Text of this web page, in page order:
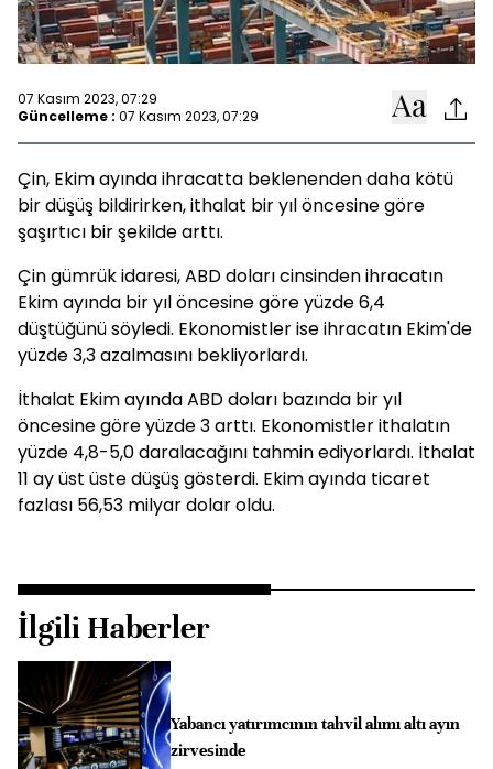
07 Kasım 2023, 07:29
Güncelleme : 07 Kasım 2023, 07:29
Çin, Ekim ayında ihracatta beklenenden daha kötü
bir düşüş bildirirken, ithalat bir yıl öncesine göre
şaşırtıcı bir şekilde arttı.
Çin gümrük idaresi, ABD doları cinsinden ihracatın
Ekim ayında bir yıl öncesine göre yüzde 6,4
düştüğünü söyledi. Ekonomistler ise ihracatın Ekim'de
yüzde 3,3 azalmasını bekliyorlardı.
İthalat Ekim ayında ABD doları bazında bir yıl
öncesine göre yüzde 3 arttı. Ekonomistler ithalatın
yüzde 4,8-5,0 daralacağını tahmin ediyorlardı. İthalat
11 ay üst üste düşüş gösterdi. Ekim ayında ticaret
fazlası 56,53 milyar dolar oldu.
İlgili Haberler
Yabancı yatırımcının tahvil alımı altı ayın
zirvesinde